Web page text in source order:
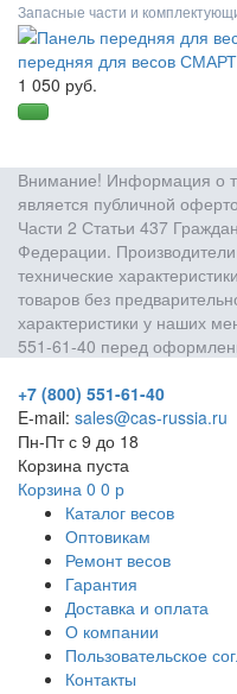
Запасные части и
передняя для весов
1 050 руб.
Внимание! Информация о
является публичной
Части 2 Статьи 437
Федерации.
технические
товаров без
характеристики у наших
551-61-40 перед
+7 (800) 551-61-40
E-mail: sales@cas-russia.ru
Пн-Пт с 9 до 18
Корзина пуста
Корзина 0 0 р
Каталог весов
Оптовикам
Ремонт весов
Гарантия
Доставка и оплата
О компании
Пользовательское
Контакты